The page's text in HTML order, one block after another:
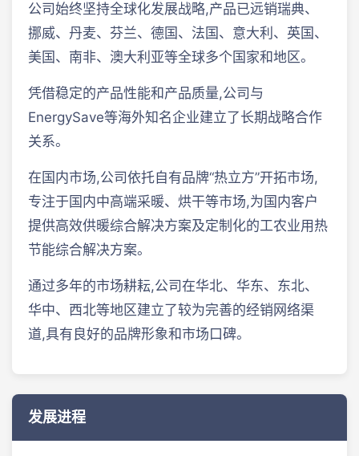
公司始终坚持全球化发展战略,产品已远销瑞典、
挪威、丹麦、芬兰、德国、法国、意大利、英国、
美国、南非、澳大利亚等全球多个国家和地区。
凭借稳定的产品性能和产品质量,公司与
EnergySave等海外知名企业建立了长期战略合作
关系。
在国内市场,公司依托自有品牌“热立方”开拓市场,
专注于国内中高端采暖、烘干等市场,为国内客户
提供高效供暖综合解决方案及定制化的工农业用热
节能综合解决方案。
通过多年的市场耕耘,公司在华北、华东、东北、
华中、西北等地区建立了较为完善的经销网络渠
道,具有良好的品牌形象和市场口碑。
发展进程